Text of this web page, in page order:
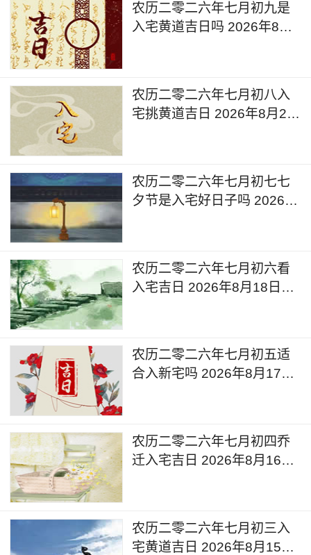
农历二零二六年七月初九是
入宅黄道吉日吗 2026年8月
农历二零二六年七月初八入
宅挑黄道吉日 2026年8月20
农历二零二六年七月初七七
夕节是入宅好日子吗 2026年
农历二零二六年七月初六看
入宅吉日 2026年8月18日黄
农历二零二六年七月初五适
合入新宅吗 2026年8月17日
农历二零二六年七月初四乔
迁入宅吉日 2026年8月16日
农历二零二六年七月初三入
宅黄道吉日 2026年8月15日